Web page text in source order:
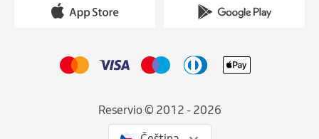
Reservio © 2012 - 2026